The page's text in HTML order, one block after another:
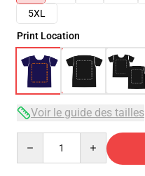
5XL
Print Location
Voir le guide des tailles